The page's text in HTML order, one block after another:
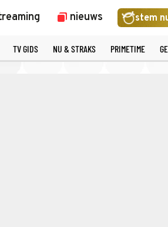
nieuws stem
TV GIDS NU & STRAKS PRIMETIME